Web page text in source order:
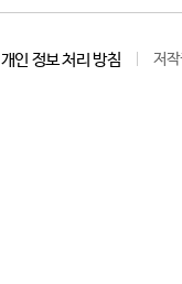
개인 정보 처리 방침 저